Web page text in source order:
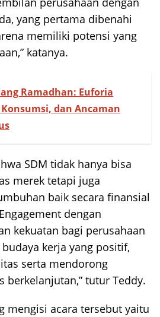
yang pertama dibenahi
memiliki potensi yang
katanya.
Ramadhan: Euforia
dan Ancaman
SDM tidak hanya bisa
merek tetapi juga
baik secara finansial
dengan
kekuatan bagi perusahaan
kerja yang positif,
serta mendorong
berkelanjutan,” tutur Teddy.
mengisi acara tersebut yaitu